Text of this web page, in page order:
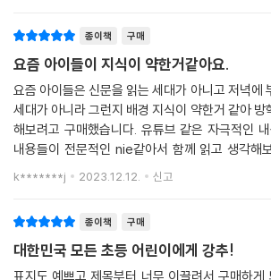
종이책 구매
요즘 아이들이 지식이 약한거같아요.
요즘 아이들은 신문을 읽는 세대가 아니고 저녁에
세대가 아니라 그런지 배경 지식이 약한거 같아 방
해보려고 구매했습니다. 유튜브 같은 자극적인
내용들이 전문적인 nie같아서 함께 읽고 생각해
작가님이 신문활용교육을 전문으로 하시는 현직
니다. 시리즈물
k*******j 2023.12.12. 신고
종이책 구매
대한민국 모든 초등 어린이에게 강추!
표지도 예쁘고 제목부터 너무 이끌려서 구매하게